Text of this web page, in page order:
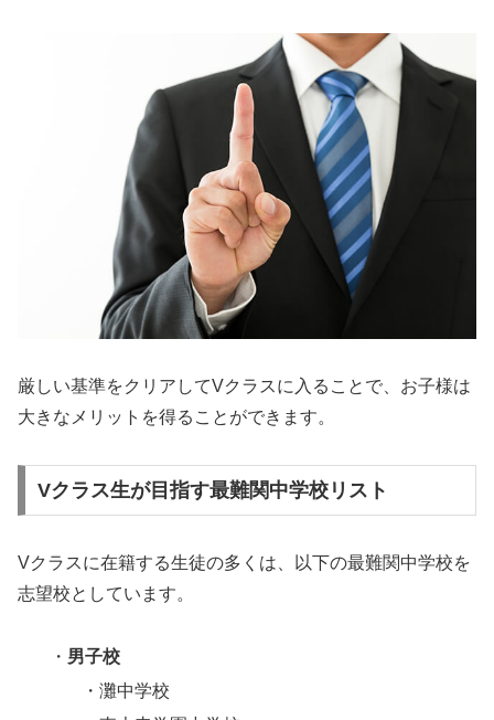
厳しい基準をクリアしてVクラスに入ることで、お子様は
大きなメリットを得ることができます。
Vクラス生が目指す最難関中学校リスト
Vクラスに在籍する生徒の多くは、以下の最難関中学校を
志望校としています。
・ 男子校
・灘中学校